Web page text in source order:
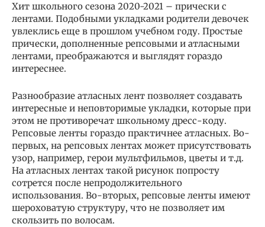
Хит школьного сезона 2020-2021 – прически с
лентами. Подобными укладками родители девочек
увлеклись еще в прошлом учебном году. Простые
прически, дополненные репсовыми и атласными
лентами, преображаются и выглядят гораздо
интереснее.
Разнообразие атласных лент позволяет создавать
интересные и неповторимые укладки, которые при
этом не противоречат школьному дресс-коду.
Репсовые ленты гораздо практичнее атласных. Во-
первых, на репсовых лентах может присутствовать
узор, например, герои мультфильмов, цветы и т.д.
На атласных лентах такой рисунок попросту
сотрется после непродолжительного
использования. Во-вторых, репсовые ленты имеют
шероховатую структуру, что не позволяет им
скользить по волосам.